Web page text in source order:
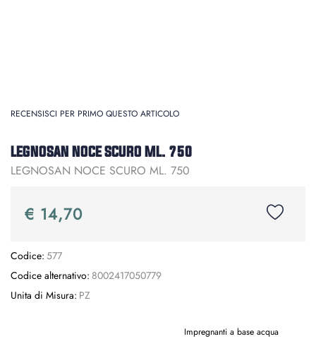
RECENSISCI PER PRIMO QUESTO ARTICOLO
LEGNOSAN NOCE SCURO ML. 750
LEGNOSAN NOCE SCURO ML. 750
€ 14,70
Codice: 577
Codice alternativo: 8002417050779
Unita di Misura: PZ
Impregnanti a base acqua